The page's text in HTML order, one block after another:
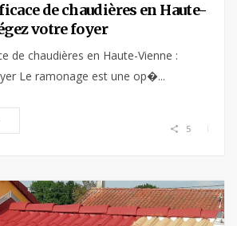
de chaudières en Haute-
votre foyer
de chaudières en Haute-Vienne :
Le ramonage est une op�...
5